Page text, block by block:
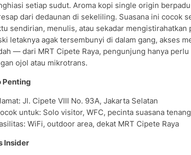
setiap sudut. Aroma kopi single origin
dari dedaunan di sekeliling. Suasana ini cocok
sendirian, menulis, atau sekadar
letaknya agak tersembunyi di dalam gang, akses
— dari MRT Cipete Raya, pengunjung hanya
ojol atau mikrotrans.
Penting
Jl. Cipete VIII No. 93A, Jakarta Selatan
untuk: Solo visitor, WFC, pecinta suasana tenang
WiFi, outdoor area, dekat MRT Cipete Raya
Insider